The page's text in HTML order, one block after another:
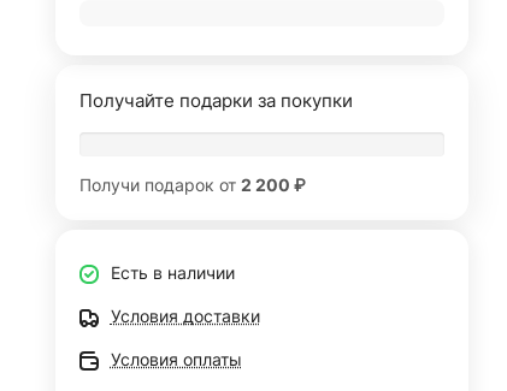
Получайте подарки за покупки
Получи подарок от 2 200 ₽
Есть в наличии
Условия доставки
Условия оплаты